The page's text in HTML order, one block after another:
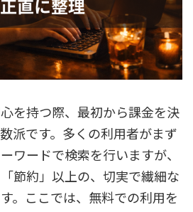
を持つ際、最初から課金を決
派です。多くの利用者がまず
ワードで検索を行いますが、
節約」以上の、切実で繊細な
。ここでは、無料での利用を